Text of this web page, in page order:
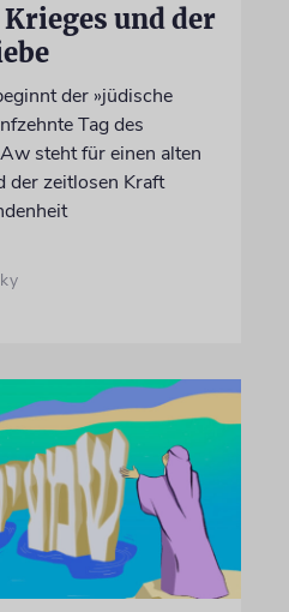
Krieges und der
der »jüdische
Tag des
steht für einen alten
der zeitlosen Kraft